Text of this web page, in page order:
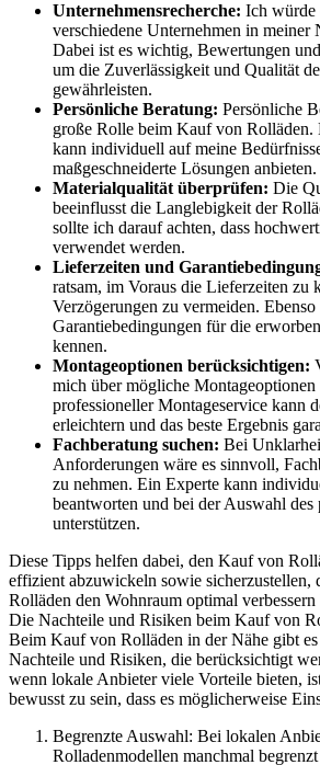
Unternehmensrecherche: Ich würde
verschiedene Unternehmen in meiner
Dabei ist es wichtig, Bewertungen
um die Zuverlässigkeit und Qualität
gewährleisten.
Persönliche Beratung: Persönliche
große Rolle beim Kauf von
kann individuell auf meine
maßgeschneiderte Lösungen anbieten.
Materialqualität überprüfen: Die
beeinflusst die Langlebigkeit der
sollte ich darauf achten, dass
verwendet werden.
Lieferzeiten und
ratsam, im Voraus die Lieferzeiten zu
Verzögerungen zu vermeiden.
Garantiebedingungen für die
kennen.
Montageoptionen berücksichtigen:
mich über mögliche
professioneller Montageservice kann
erleichtern und das beste Ergebnis
Fachberatung suchen: Bei
Anforderungen wäre es sinnvoll,
zu nehmen. Ein Experte kann
beantworten und bei der Auswahl des
unterstützen.
Diese Tipps helfen dabei, den Kauf von
effizient abzuwickeln sowie sicherzustellen,
Rolläden den Wohnraum optimal verbessern
Die Nachteile und Risiken beim Kauf von
Beim Kauf von Rolläden in der Nähe gibt
Nachteile und Risiken, die berücksichtigt
wenn lokale Anbieter viele Vorteile bieten,
bewusst zu sein, dass es möglicherweise
Begrenzte Auswahl: Bei lokalen
Rolladenmodellen manchmal